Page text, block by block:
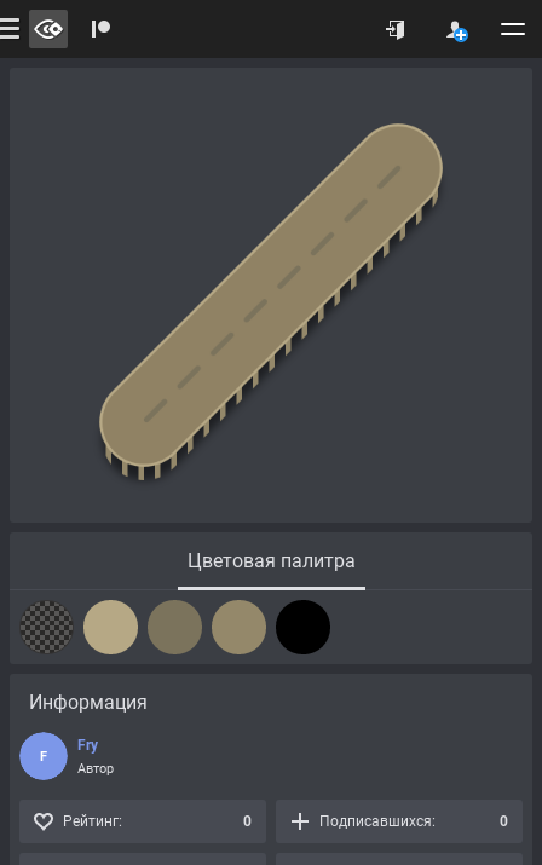
Цветовая палитра
Информация
F
Fry
Автор
Рейтинг: 0 Подписавшихся: 0